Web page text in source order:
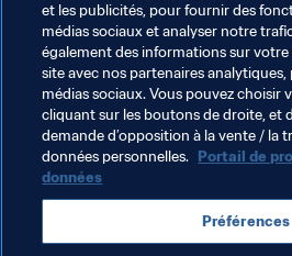
pareille, nous nous demandons
reprendra son cours normal.
voyager et de revoir nos familles.
mes objectifs personnels, c’est
tous pour l’année qui débute".
Thèmes en lien
Qatar
et les publicités, pour fournir des
médias sociaux et analyser notre
également des informations sur
site avec nos partenaires
médias sociaux. Vous pouvez choisir
cliquant sur les boutons de droite, et
demande d’opposition à la vente / la
données personnelles. Portail de
données
Préférences